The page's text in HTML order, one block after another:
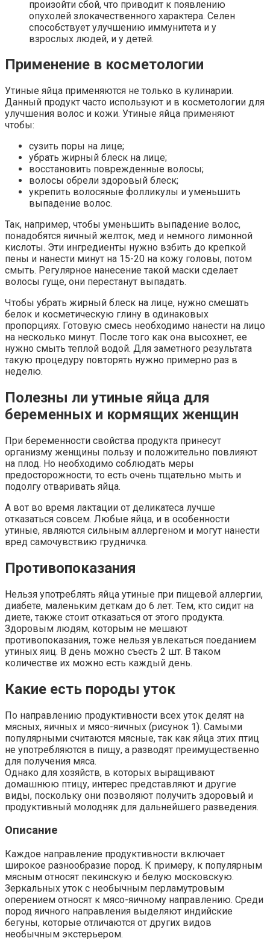
произойти сбой, что приводит к появлению
опухолей злокачественного характера. Селен
способствует улучшению иммунитета и у
взрослых людей, и у детей.
Применение в косметологии
Утиные яйца применяются не только в кулинарии.
Данный продукт часто используют и в косметологии для
улучшения волос и кожи. Утиные яйца применяют
чтобы:
сузить поры на лице;
убрать жирный блеск на лице;
восстановить поврежденные волосы;
волосы обрели здоровый блеск;
укрепить волосяные фолликулы и уменьшить
выпадение волос.
Так, например, чтобы уменьшить выпадение волос,
понадобятся яичный желток, мед и немного лимонной
кислоты. Эти ингредиенты нужно взбить до крепкой
пены и нанести минут на 15-20 на кожу головы, потом
смыть. Регулярное нанесение такой маски сделает
волосы гуще, они перестанут выпадать.
Чтобы убрать жирный блеск на лице, нужно смешать
белок и косметическую глину в одинаковых
пропорциях. Готовую смесь необходимо нанести на лицо
на несколько минут. После того как она высохнет, ее
нужно смыть теплой водой. Для заметного результата
такую процедуру повторять нужно примерно раз в
неделю.
Полезны ли утиные яйца для
беременных и кормящих женщин
При беременности свойства продукта принесут
организму женщины пользу и положительно повлияют
на плод. Но необходимо соблюдать меры
предосторожности, то есть очень тщательно мыть и
подолгу отваривать яйца.
А вот во время лактации от деликатеса лучше
отказаться совсем. Любые яйца, и в особенности
утиные, являются сильным аллергеном и могут нанести
вред самочувствию грудничка.
Противопоказания
Нельзя употреблять яйца утиные при пищевой аллергии,
диабете, маленьким деткам до 6 лет. Тем, кто сидит на
диете, также стоит отказаться от этого продукта.
Здоровым людям, которым не мешают
противопоказания, тоже нельзя увлекаться поеданием
утиных яиц. В день можно съесть 2 шт. В таком
количестве их можно есть каждый день.
Какие есть породы уток
По направлению продуктивности всех уток делят на
мясных, яичных и мясо-яичных (рисунок 1). Самыми
популярными считаются мясные, так как яйца этих птиц
не употребляются в пищу, а разводят преимущественно
для получения мяса.
Однако для хозяйств, в которых выращивают
домашнюю птицу, интерес представляют и другие
виды, поскольку они позволяют получить здоровый и
продуктивный молодняк для дальнейшего разведения.
Описание
Каждое направление продуктивности включает
широкое разнообразие пород. К примеру, к популярным
мясным относят пекинскую и белую московскую.
Зеркальных уток с необычным перламутровым
оперением относят к мясо-яичному направлению. Среди
пород яичного направления выделяют индийские
бегуны, которые отличаются от других видов
необычным экстерьером.